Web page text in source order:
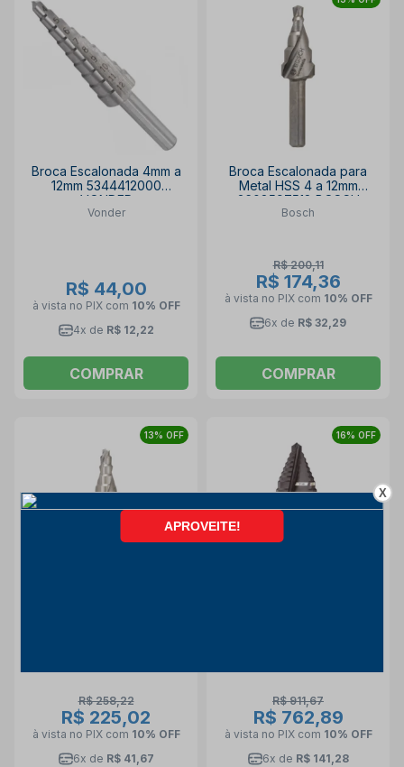
Broca Escalonada 4mm a
12mm 5344412000
VONDER
Vonder
R$ 44,00
à vista no PIX com 10% OFF
4x de R$ 12,22
COMPRAR
Broca Escalonada para
Metal HSS 4 a 12mm
2608597518 BOSCH
Bosch
R$ 200,11
R$ 174,36
à vista no PIX com 10% OFF
6x de R$ 32,29
COMPRAR
13% OFF
R$ 258,22
R$ 225,02
à vista no PIX com 10% OFF
6x de R$ 41,67
16% OFF
R$ 911,67
R$ 762,89
à vista no PIX com 10% OFF
6x de R$ 141,28
X